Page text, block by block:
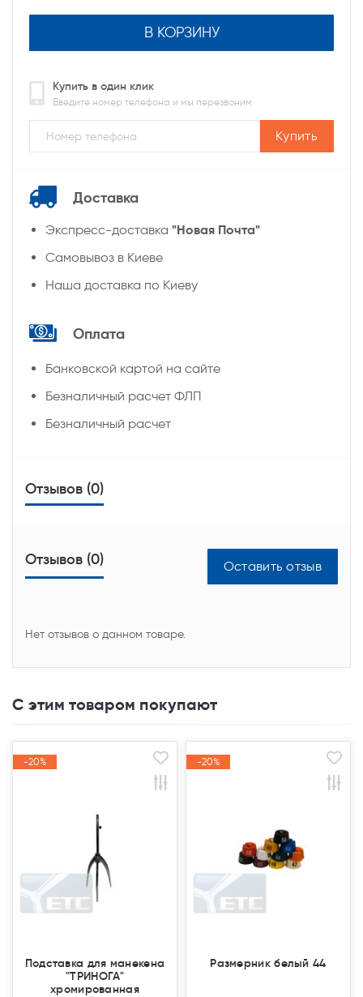
В КОРЗИНУ
Купить в один клик
Введите номер телефона и мы перезвоним
Купить
Доставка
Экспресс-доставка "Новая Почта"
Самовывоз в Киеве
Наша доставка по Киеву
Оплата
Банковской картой на сайте
Безналичный расчет ФЛП
Безналичный расчет
Отзывов (0)
Отзывов (0) Оставить отзыв
Нет отзывов о данном товаре.
С этим товаром покупают
-20%
-20%
Подставка для манекена
"ТРИНОГА"
хромированная
-20%
-20%
Размерник белый 44